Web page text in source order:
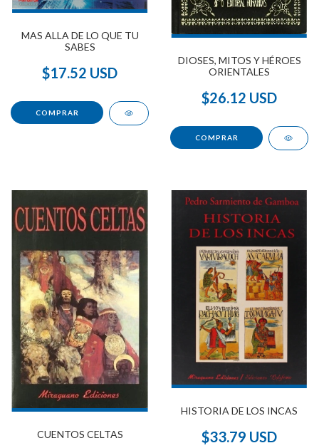
MAS ALLA DE LO QUE TU
SABES
$17.52 USD
DIOSES, MITOS Y HÉROES
ORIENTALES
$26.12 USD
CUENTOS CELTAS
HISTORIA DE LOS INCAS
$33.79 USD